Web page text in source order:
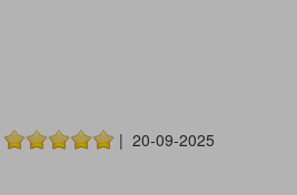
| 20-09-2025